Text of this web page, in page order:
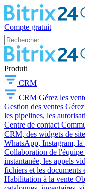
Compte gratuit
Produit
CRM
CRM Gérez les
Gestion des ventes
les pipelines, les
Centre de contact
CRM, des widgets de
WhatsApp, Instagram,
Collaboration de l'équipe
instantanée, les appels
fichiers et les documents
Habilitation à la vente